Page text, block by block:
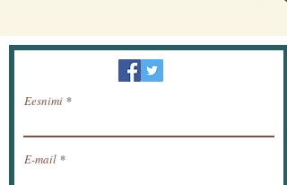
Uudiskiri / saada uudised meili teel.
Eesnimi
E-mail